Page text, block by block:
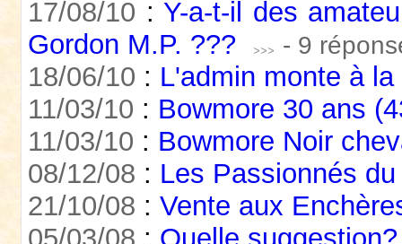
17/08/10 : Y-a-t-il des
Gordon M.P. ???
- 9
18/06/10 : L'admin monte à
11/03/10 : Bowmore 30 ans
11/03/10 : Bowmore Noir
08/12/08 : Les Passionnés
21/10/08 : Vente aux